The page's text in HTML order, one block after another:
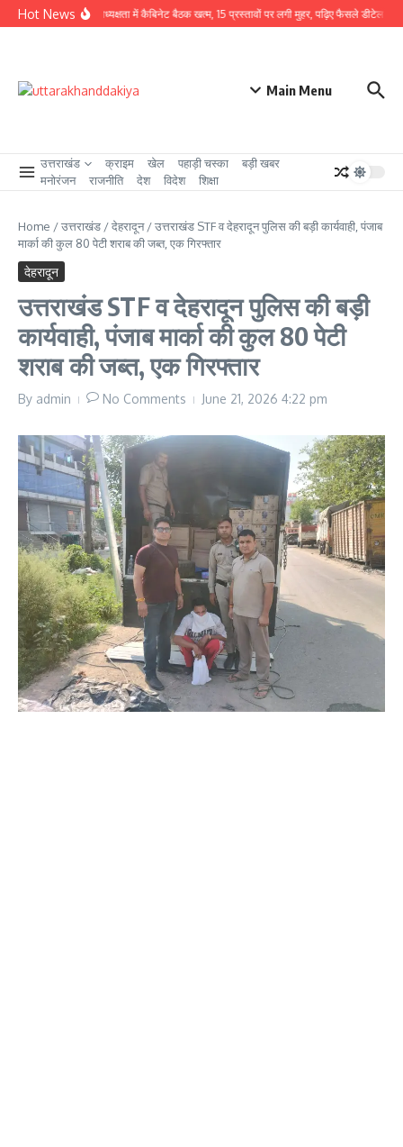
Skip to content
Hot News
CM धामी की अध्यक्षता में कैबिनेट बैठक खत्म, 15 प्रस्तावों पर लगी मुहर, पढ़िए फैसले डीटेल से
Main Menu
उत्तराखंड क्राइम खेल पहाड़ी चस्का
बड़ी खबर
मनोरंजन
राजनीति देश विदेश शिक्षा
Home /उत्तराखंड /देहरादून/‌उत्तराखंड STF व देहरादून पुलिस की बड़ी कार्यवाही, पंजाब
मार्का की कुल 80 पेटी शराब की‌ जब्त, एक गिरफ्तार
देहरादून
‌उत्तराखंड STF व देहरादून पुलिस की बड़ी
कार्यवाही, पंजाब मार्का की कुल 80 पेटी
शराब की‌ जब्त, एक गिरफ्तार
By admin No Comments June 21, 2026 4:22 pm